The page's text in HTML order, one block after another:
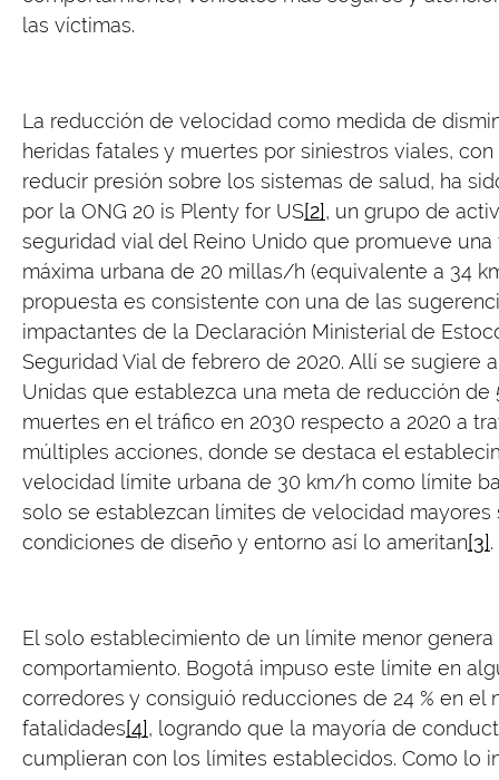
las víctimas.
La reducción de velocidad como medida de
heridas fatales y muertes por siniestros viales, con
reducir presión sobre los sistemas de salud, ha
por la ONG 20 is Plenty for US[2], un grupo de
seguridad vial del Reino Unido que promueve
máxima urbana de 20 millas/h (equivalente a 34
propuesta es consistente con una de las
impactantes de la Declaración Ministerial de
Seguridad Vial de febrero de 2020. Allí se sugiere
Unidas que establezca una meta de reducción de
muertes en el tráfico en 2030 respecto a 2020 a
múltiples acciones, donde se destaca el
velocidad límite urbana de 30 km/h como límite
solo se establezcan límites de velocidad mayores
condiciones de diseño y entorno así lo ameritan[3].
El solo establecimiento de un límite menor
comportamiento. Bogotá impuso este límite en
corredores y consiguió reducciones de 24 % en el
fatalidades[4], logrando que la mayoría de
cumplieran con los límites establecidos. Como lo